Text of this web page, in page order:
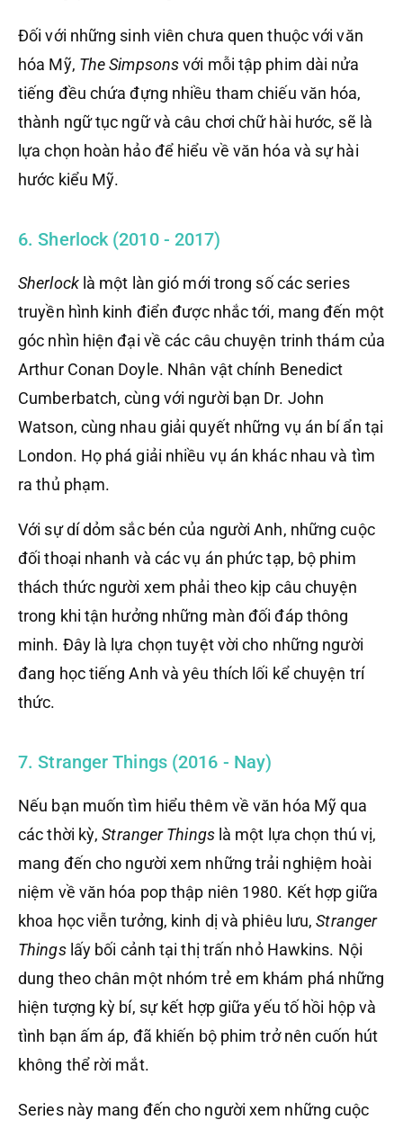
Đối với những sinh viên chưa quen thuộc với văn
hóa Mỹ, The Simpsonsvới mỗi tập phim dài nửa
tiếng đều chứa đựng nhiều tham chiếu văn hóa,
thành ngữ tục ngữ và câu chơi chữ hài hước, sẽ là
lựa chọn hoàn hảo để hiểu về văn hóa và sự hài
hước kiểu Mỹ.
6. Sherlock (2010 - 2017)
Sherlocklà một làn gió mới trong số các series
truyền hình kinh điển được nhắc tới, mang đến một
góc nhìn hiện đại về các câu chuyện trinh thám của
Arthur Conan Doyle. Nhân vật chính Benedict
Cumberbatch, cùng với người bạn Dr. John
Watson, cùng nhau giải quyết những vụ án bí ẩn tại
London. Họ phá giải nhiều vụ án khác nhau và tìm
ra thủ phạm.
Với sự dí dỏm sắc bén của người Anh, những cuộc
đối thoại nhanh và các vụ án phức tạp, bộ phim
thách thức người xem phải theo kịp câu chuyện
trong khi tận hưởng những màn đối đáp thông
minh. Đây là lựa chọn tuyệt vời cho những người
đang học tiếng Anh và yêu thích lối kể chuyện trí
thức.
7. Stranger Things (2016 - Nay)
Nếu bạn muốn tìm hiểu thêm về văn hóa Mỹ qua
các thời kỳ,Stranger Thingslà một lựa chọn thú vị,
mang đến cho người xem những trải nghiệm hoài
niệm về văn hóa pop thập niên 1980. Kết hợp giữa
khoa học viễn tưởng, kinh dị và phiêu lưu,Stranger
Thingslấy bối cảnh tại thị trấn nhỏ Hawkins. Nội
dung theo chân một nhóm trẻ em khám phá những
hiện tượng kỳ bí, sự kết hợp giữa yếu tố hồi hộp và
tình bạn ấm áp, đã khiến bộ phim trở nên cuốn hút
không thể rời mắt.
Series này mang đến cho người xem những cuộc